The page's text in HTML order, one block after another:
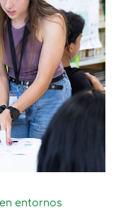
entornos